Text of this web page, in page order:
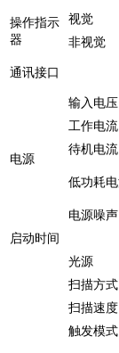
操作指示
器
视觉
非视觉
通讯接口
电源
输入电压
工作电流
待机电流
低功耗
电源噪声
启动时间
光源
扫描方式
扫描速度
触发模式